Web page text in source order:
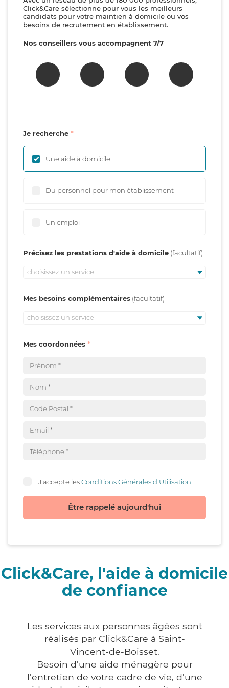
Click&Care sélectionne pour vous les meilleurs
candidats pour votre maintien à domicile ou vos
besoins de recrutement en établissement.
Nos conseillers vous accompagnent 7/7
Je recherche
Une aide à domicile
Du personnel pour mon établissement
Un emploi
Précisez les prestations d'aide à domicile
choisissez un service
Mes besoins complémentaires
choisissez un service
Mes coordonnées
J'accepte lesConditions Générales d'Utilisation
Être rappelé aujourd'hui
Click&Care, l'aide à domicile
de confiance
Les services aux personnes âgées sont
réalisés par Click&Care à Saint-
Vincent-de-Boisset.
Besoin d'une aide ménagère pour
l'entretien de votre cadre de vie, d'une